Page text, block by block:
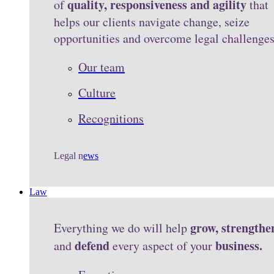
ofquality, responsiveness and agilitythat
helps our clients navigate change, seize
opportunities and overcome legal
Our team
Culture
Recognitions
Legal news
Law
Everything we do will helpgrow,
anddefendevery aspect of yourbusiness.